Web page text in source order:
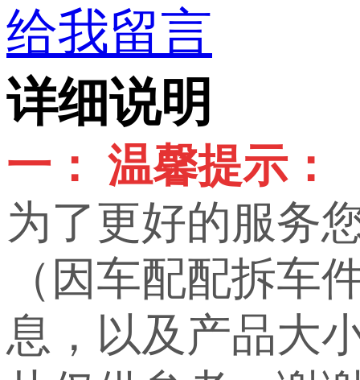
给我留言
详细说明
一： 温馨提示：
为了更好的服务
（因车配配拆车
息，以及产品大